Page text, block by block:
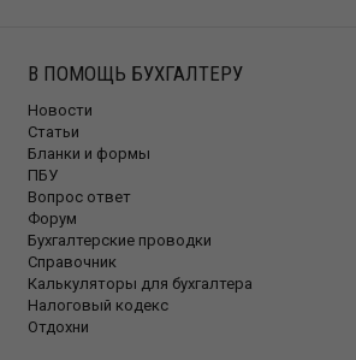
В ПОМОЩЬ БУХГАЛТЕРУ
Новости
Статьи
Бланки и формы
ПБУ
Вопрос ответ
Форум
Бухгалтерские проводки
Справочник
Калькуляторы для бухгалтера
Налоговый кодекс
Отдохни